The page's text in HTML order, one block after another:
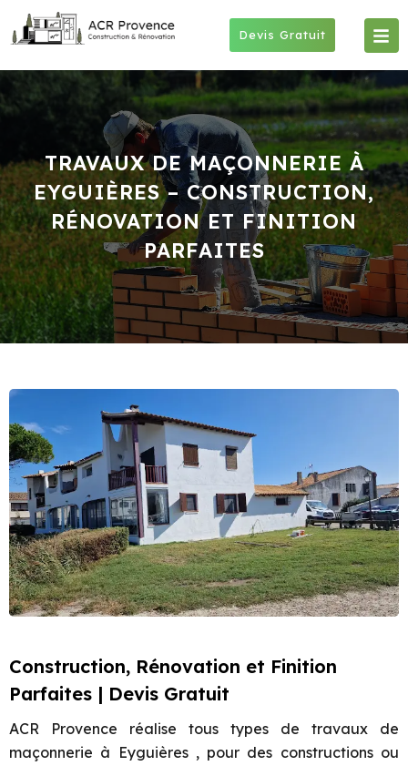
Devis Gratuit
TRAVAUX DE MAÇONNERIE À
EYGUIÈRES – CONSTRUCTION,
RÉNOVATION ET FINITION
PARFAITES
Construction, Rénovation et Finition
Parfaites | Devis Gratuit
ACR Provence réalise tous types de travaux de
maçonnerie à Eyguières , pour des constructions ou